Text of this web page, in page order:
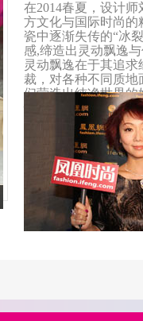
在2014春夏，设计
方文化与国际时尚的
瓷中逐渐失传的“冰
感,缔造出灵动飘逸
灵动飘逸在于其追
裁，对各种不同质
们营造出纯净世界的
性特有的浪漫与幻
调和情致。